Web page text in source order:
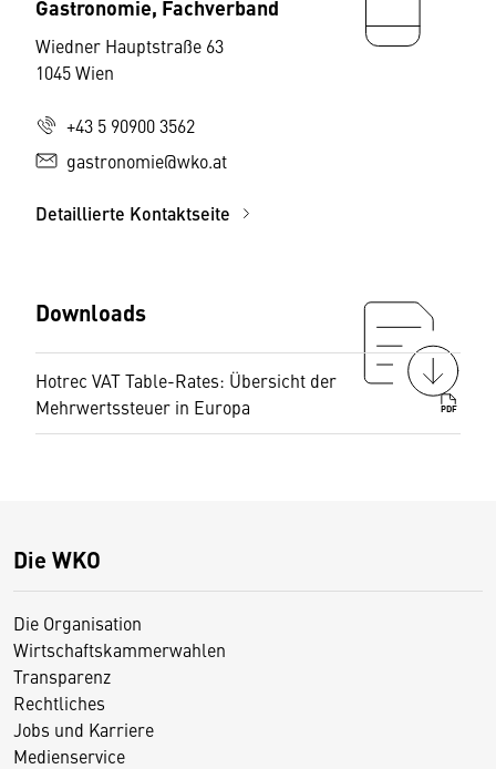
Gastronomie, Fachverband
Wiedner Hauptstraße 63
1045 Wien
+43 5 90900 3562
gastronomie@wko.at
Detaillierte Kontaktseite
Downloads
Hotrec VAT Table-Rates: Übersicht der
Mehrwertssteuer in Europa
PDF
Die WKO
Die Organisation
Wirtschaftskammerwahlen
Transparenz
Rechtliches
Jobs und Karriere
Medienservice